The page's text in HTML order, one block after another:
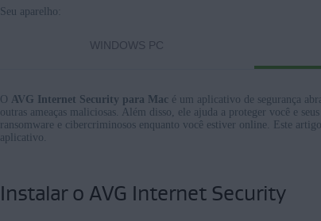
Produtos:
Microsoft Windows 11 Home / Pro / Enterprise / Education
Microsoft Windows 10 Home / Pro / Enterprise / Education - 32 /
Microsoft Windows 7 Home Basic/Home Premium/Professional/
Seu aparelho:
WINDOWS PC
O AVG Internet Security para Mac é um aplicativo de segurança
outras ameaças maliciosas. Além disso, ele ajuda a proteger você e
ransomware e cibercriminosos enquanto você estiver online. Este
aplicativo.
Instalar o AVG Internet Security